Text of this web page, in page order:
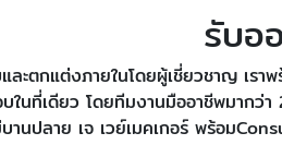
รับอ
ละตกแต่งภายในโดยผู้เชี่ยวชาญ เร
นที่เดียว โดยทีมงานมืออาชีพมากว่
านปลาย เจ เวย์เมคเกอร์ พร้อม